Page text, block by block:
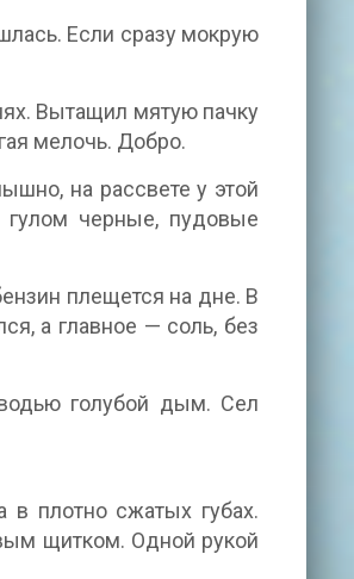
Если сразу мокрую
Вытащил мятую пачку
мелочь. Добро.
на рассвете у этой
черные, пудовые
плещется на дне. В
а главное — соль, без
голубой дым. Сел
в плотно сжатых губах.
щитком. Одной рукой